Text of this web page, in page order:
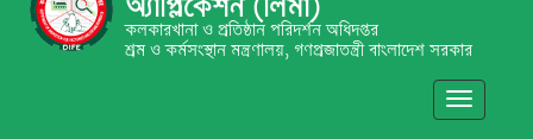
অ্যাপ্লিকেশন (লিমা)
কলকারখানা ও প্রতিষ্ঠান পরিদর্শন অধিদপ্তর
শ্রম ও কর্মসংস্থান মন্ত্রণালয়, গণপ্রজাতন্ত্রী বাংলাদেশ সরকার
Toggle